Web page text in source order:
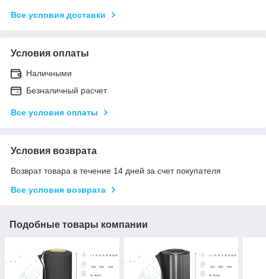
Все условия доставки
Условия оплаты
Наличными
Безналичный расчет
Все условия оплаты
Условия возврата
Возврат товара в течение 14 дней за счет покупателя
Все условия возврата
Подобные товары компании